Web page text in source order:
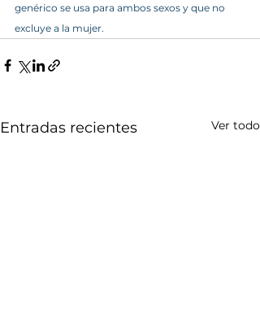
genérico se usa para ambos sexos y que no
excluye a la mujer.
Entradas recientes Ver todo